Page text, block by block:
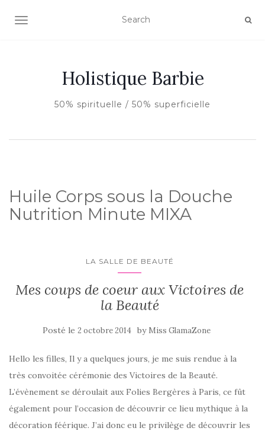
AFFICHER/MASQUER LA NAVIGATION
Holistique Barbie
50% spirituelle / 50% superficielle
Huile Corps sous la Douche
Nutrition Minute MIXA
LA SALLE DE BEAUTÉ
Mes coups de coeur aux Victoires de
la Beauté
Posté le 2 octobre 2014 by Miss GlamaZone
Hello les filles, Il y a quelques jours, je me suis rendue à la
très convoitée cérémonie des Victoires de la Beauté.
L’évènement se déroulait aux Folies Bergères à Paris, ce fût
également pour l’occasion de découvrir ce lieu mythique à la
décoration féérique. J’ai donc eu le privilège de découvrir les